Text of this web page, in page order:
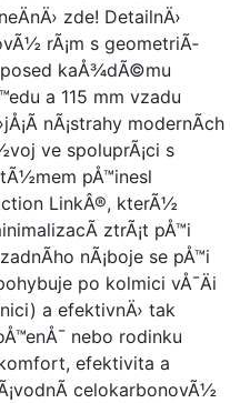
zde! DetailnÄ›
rÃ¡m s geometriÃ­
posed kaÅ¾dÃ©mu
a 115 mm vzadu
nÃ¡strahy modernÃ­ch
ve spoluprÃ¡ci s
pÅ™inesl
LinkÂ®, kterÃ½
ztrÃ¡t pÅ™i
nÃ¡boje se pÅ™i
po kolmici vÅ¯Äi
a efektivnÄ› tak
nebo rodinku
komfort, efektivita a
celokarbonovÃ½